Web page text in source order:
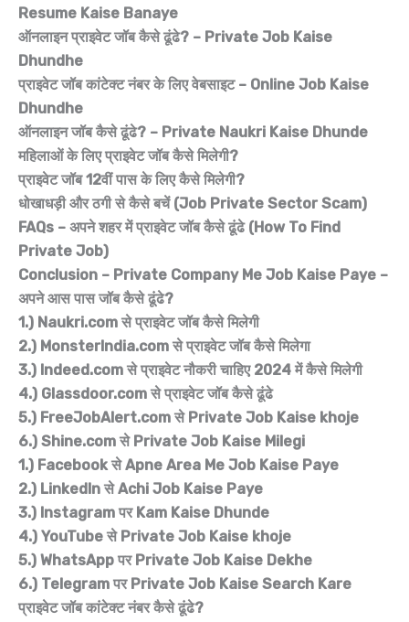
Resume Kaise Banaye
ऑनलाइन प्राइवेट जॉब कैसे ढूंढे? – Private Job Kaise
Dhundhe
प्राइवेट जॉब कांटेक्ट नंबर के लिए वेबसाइट – Online Job Kaise
Dhundhe
ऑनलाइन जॉब कैसे ढूंढे? – Private Naukri Kaise Dhunde
महिलाओं के लिए प्राइवेट जॉब कैसे मिलेगी?
प्राइवेट जॉब 12वीं पास के लिए कैसे मिलेगी?
धोखाधड़ी और ठगी से कैसे बचें (Job Private Sector Scam)
FAQs – अपने शहर में प्राइवेट जॉब कैसे ढूंढे (How To Find
Private Job)
Conclusion – Private Company Me Job Kaise Paye –
अपने आस पास जॉब कैसे ढूंढे?
1.) Naukri.com से प्राइवेट जॉब कैसे मिलेगी
2.) MonsterIndia.com से प्राइवेट जॉब कैसे मिलेगा
3.) Indeed.com से प्राइवेट नौकरी चाहिए 2024 में कैसे मिलेगी
4.) Glassdoor.com से प्राइवेट जॉब कैसे ढूंढे
5.) FreeJobAlert.com से Private Job Kaise khoje
6.) Shine.com से Private Job Kaise Milegi
1.) Facebook से Apne Area Me Job Kaise Paye
2.) LinkedIn से Achi Job Kaise Paye
3.) Instagram पर Kam Kaise Dhunde
4.) YouTube से Private Job Kaise khoje
5.) WhatsApp पर Private Job Kaise Dekhe
6.) Telegram पर Private Job Kaise Search Kare
प्राइवेट जॉब कांटेक्ट नंबर कैसे ढूंढे?